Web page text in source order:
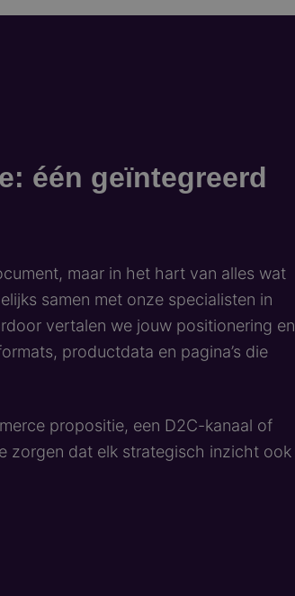
één geïntegreerd
maar in het hart van alles wat
samen met onze specialisten in
vertalen we jouw positionering en
productdata en pagina’s die
propositie, een D2C-kanaal of
zorgen dat elk strategisch inzicht ook